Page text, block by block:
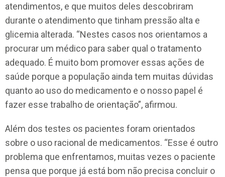
atendimentos, e que muitos deles descobriram
durante o atendimento que tinham pressão alta e
glicemia alterada. “Nestes casos nos orientamos a
procurar um médico para saber qual o tratamento
adequado. É muito bom promover essas ações de
saúde porque a população ainda tem muitas dúvidas
quanto ao uso do medicamento e o nosso papel é
fazer esse trabalho de orientação”, afirmou.
Além dos testes os pacientes foram orientados
sobre o uso racional de medicamentos. “Esse é outro
problema que enfrentamos, muitas vezes o paciente
pensa que porque já está bom não precisa concluir o